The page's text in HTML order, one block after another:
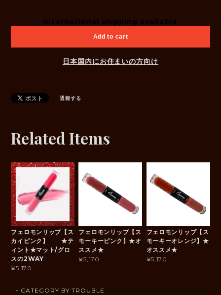
International shipping available
Add to cart
日本国内にお住まいの方向け
通報する
Related Items
フェロモンリップ【ス
カイピンク】 ★テ
ィント★マット/グロ
スの2WAY
¥5,170
フェロモンリップ【ス
モーキーピンク】★オ
ススメ★
¥5,170
フェロモンリップ【ス
モーキーオレンジ】★
オススメ★
¥5,170
CATEGORY BY TROUBLE